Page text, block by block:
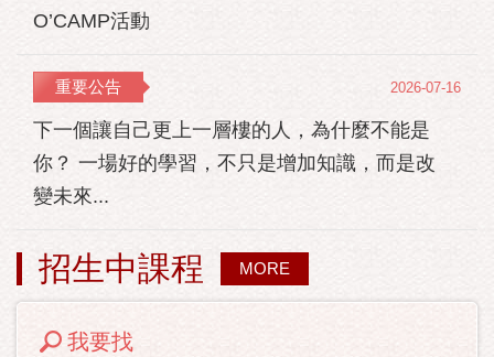
O’CAMP活動
重要公告
下一個讓自己更上一層樓的人，為什麼不能是
你？ 一場好的學習，不只是增加知識，而是改
變未來...
2026-07-16
招生中課程 MORE
我要找